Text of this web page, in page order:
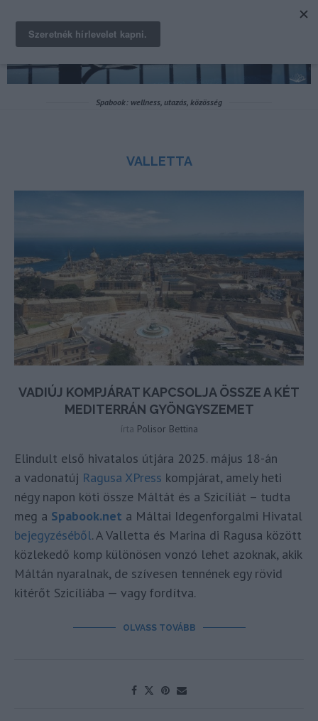
Spabook: wellness, utazás, közösség
VALLETTA
VADIÚJ KOMPJÁRAT KAPCSOLJA ÖSSZE A KÉT
MEDITERRÁN GYÖNGYSZEMET
írta Polisor Bettina
Elindult első hivatalos útjára 2025. május 18-án
a vadonatúj Ragusa XPress kompjárat, amely heti
négy napon köti össze Máltát és a Szicíliát – tudta
meg a Spabook.net a Máltai Idegenforgalmi Hivatal
bejegyzéséből. A Valletta és Marina di Ragusa között
közlekedő komp különösen vonzó lehet azoknak, akik
Máltán nyaralnak, de szívesen tennének egy rövid
kitérőt Szicíliába — vagy fordítva.
OLVASS TOVÁBB